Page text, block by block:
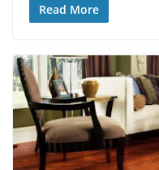
Read More